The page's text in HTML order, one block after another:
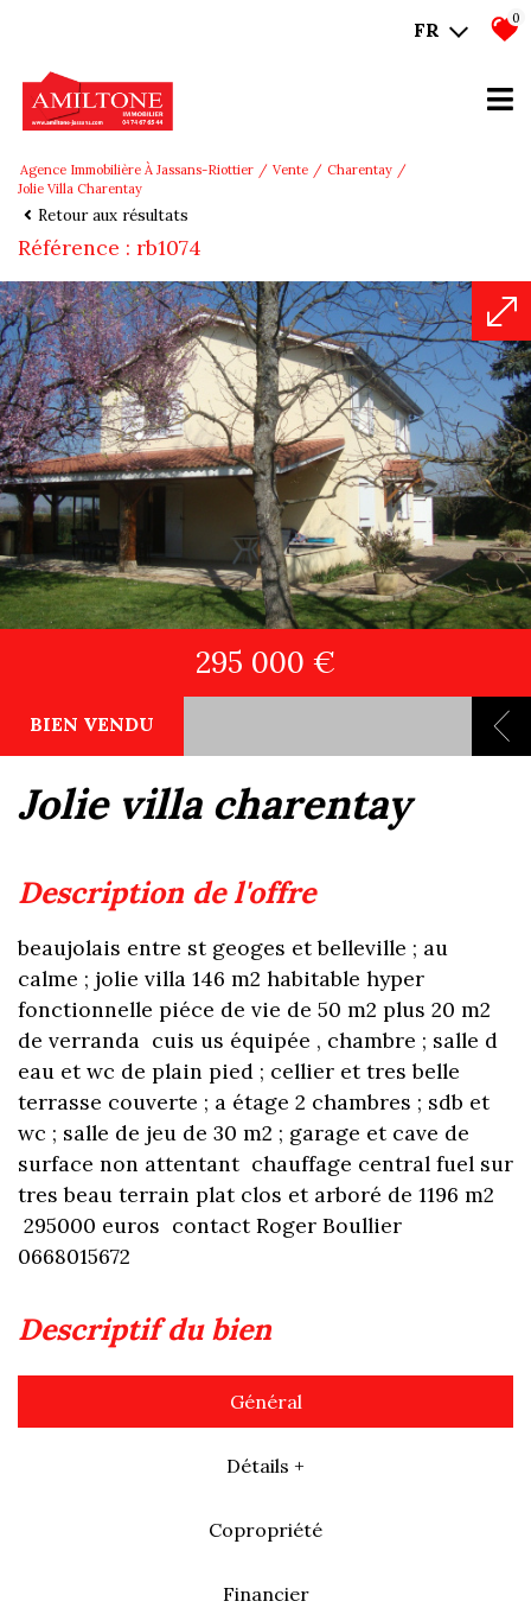
FR
0
Agence Immobilière À Jassans-Riottier Vente
Charentay
Jolie Villa Charentay
Retour aux résultats
Référence : rb1074
BIEN VENDU
295 000 €
jolie villa charentay
description de l'offre
beaujolais entre st geoges et belleville ; au
calme ; jolie villa 146 m2 habitable hyper
fonctionnelle piéce de vie de 50 m2 plus 20 m2
de verranda cuis us équipée , chambre ; salle d
eau et wc de plain pied ; cellier et tres belle
terrasse couverte ; a étage 2 chambres ; sdb et
wc ; salle de jeu de 30 m2 ; garage et cave de
surface non attentant chauffage central fuel sur
tres beau terrain plat clos et arboré de 1196 m2
295000 euros contact Roger Boullier
0668015672
descriptif du bien
Général
Détails +
Copropriété
Financier